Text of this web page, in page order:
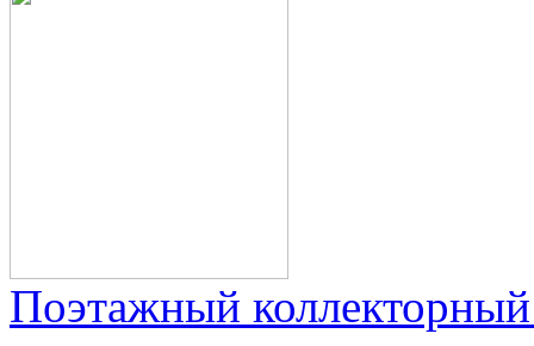
Поэтажный